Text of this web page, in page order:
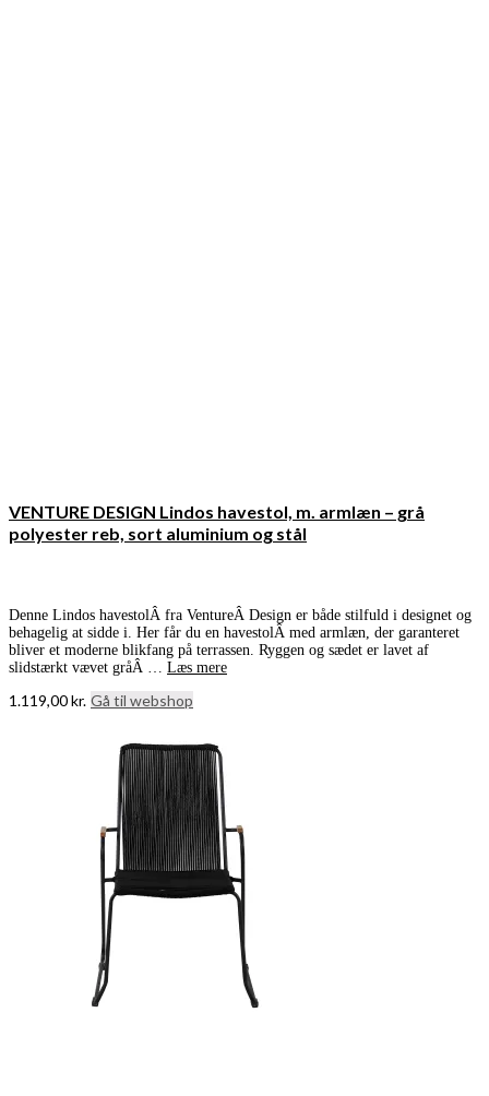
VENTURE DESIGN Lindos havestol, m. armlæn – grå
polyester reb, sort aluminium og stål
Denne Lindos havestolÂ fra VentureÂ Design er både stilfuld i designet og
behagelig at sidde i. Her får du en havestolÂ med armlæn, der garanteret
bliver et moderne blikfang på terrassen. Ryggen og sædet er lavet af
slidstærkt vævet gråÂ … Læs mere
1.119,00kr. Gå til webshop